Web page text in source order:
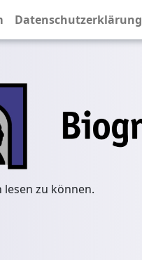
Datenschutzerklärung
lesen zu können.